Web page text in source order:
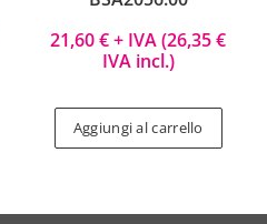
21,60€+ IVA (26,35€
IVA incl.)
Aggiungi al carrello